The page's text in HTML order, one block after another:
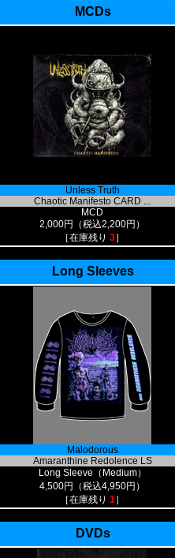
MCDs
Unless Truth
Chaotic Manifesto CARD ...
MCD
2,000円（税込2,200円）
［在庫残り 3］
Long Sleeves
Malodorous
Amaranthine Redolence LS
Long Sleeve（Medium）
4,500円（税込4,950円）
［在庫残り 1］
DVDs